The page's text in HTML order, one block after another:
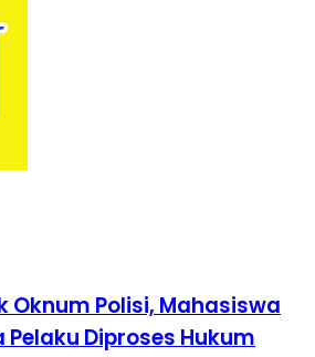
Oknum Polisi, Mahasiswa
Diproses Hukum